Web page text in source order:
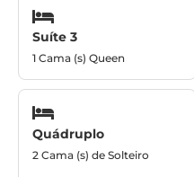
Suíte 3
1 Cama (s) Queen
Quádruplo
2 Cama (s) de Solteiro